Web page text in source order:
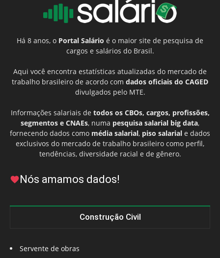
Há 8 anos, o Portal Salário é o maior site de pesquisa de
cargos e salários do Brasil.
Aqui você encontra estatísticas atualizadas do mercado de
trabalho brasileiro de acordo com dados oficiais do CAGED
divulgados pelo MTE.
Informações salariais de todos os CBOs, cargos, profissões,
segmentos e CNAEs, numa pesquisa salarial big data,
fornecendo dados como média salarial, piso salarial e dados
exclusivos do mercado de trabalho brasileiro como perfil,
tendências, diversidade racial e de gênero.
Nós amamos dados!
Construção Civil
Servente de obras